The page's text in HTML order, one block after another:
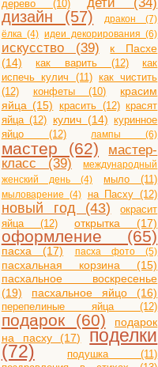
дерево (10)
дизайн (57)
дракон (7)
ёлка (4) идеи декорирования (6)
искусство (39)
к Пасхе
(14)
как варить (12)
как
испечь кулич (11) как чистить
(12)
конфеты (10)
красим
яйца (15)
красить (12) красят
яйца (12) кулич (14) куринное
яйцо (12)
лампы (6)
мастер (62)
мастер-
класс (39)
международный
женский день (4)
мыло (11)
мыловарение (4) на Пасху (12)
новый год (43)
окрасит
яйца (12)
открытка (17)
оформление (65)
пасха (17) пасха фото (5)
пасхальная корзина (15)
пасхальное воскресенье
(19)
пасхальное яйцо (16)
перепелиные яйца (12)
подарок (60)
подарок
на пасху (17)
поделки
(72)
подушка (11)